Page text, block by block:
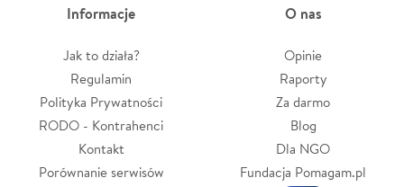
Informacje
Jak to działa?
Regulamin
Polityka Prywatności
RODO - Kontrahenci
Kontakt
Porównanie serwisów
O nas
Opinie
Raporty
Za darmo
Blog
Dla NGO
Fundacja Pomagam.pl